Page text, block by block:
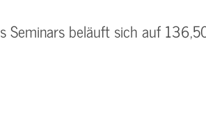
Seminars beläuft sich auf